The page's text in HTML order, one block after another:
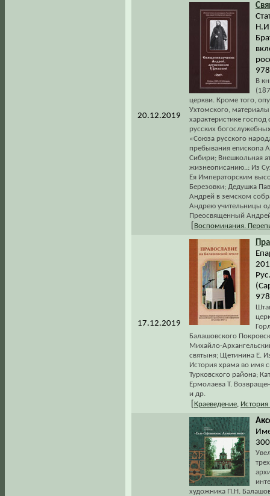
20.12.2019
В
церкви. Кроме того,
Ухтомского,
характеристике
русских
«Союза русского
пребывания епископа
Сибири; Внешкольная
жизнеописанию..: Из
Ея Императорским
Березовки; Дедушка
Андрей в земском
Андрею учительницы
Преосвященный
Воспоминания.
17.12.2019
Балашовского
Михайло-
святыня; Щетинина Е.
История храма во имя
Турковского района;
Ермолаева Т.
и др.
Краеведение История
художника П.Н.